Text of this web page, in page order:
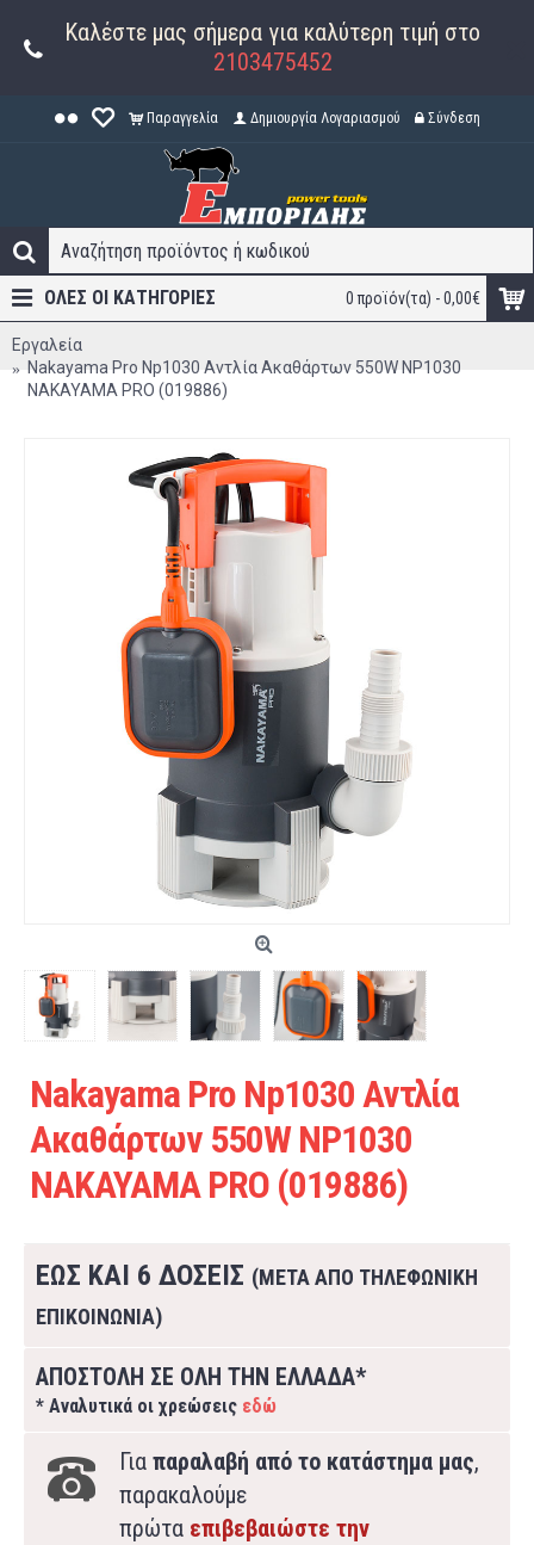
Καλέστε μας σήμερα για καλύτερη τιμή στο
2103475452
Παραγγελία Δημιουργία Λογαριασμού Σύνδεση
0 προϊόν(τα) - 0,00€
ΟΛΕΣ ΟΙ ΚΑΤΗΓΟΡΊΕΣ
Εργαλεία
Nakayama Pro Np1030 Αντλία Ακαθάρτων 550W NP1030
NAKAYAMA PRO (019886)
Nakayama Pro Np1030 Αντλία
Ακαθάρτων 550W NP1030
NAKAYAMA PRO (019886)
ΕΩΣ ΚΑΙ 6 ΔΟΣΕΙΣ (ΜΕΤΑ ΑΠΟ ΤΗΛΕΦΩΝΙΚΗ
ΕΠΙΚΟΙΝΩΝΙΑ)
ΑΠΟΣΤΟΛΗ ΣΕ ΟΛΗ ΤΗΝ ΕΛΛΑΔΑ*
* Αναλυτικά οι χρεώσεις εδώ
Για παραλαβή από το κατάστημα μας,
παρακαλούμε
πρώτα επιβεβαιώστε την